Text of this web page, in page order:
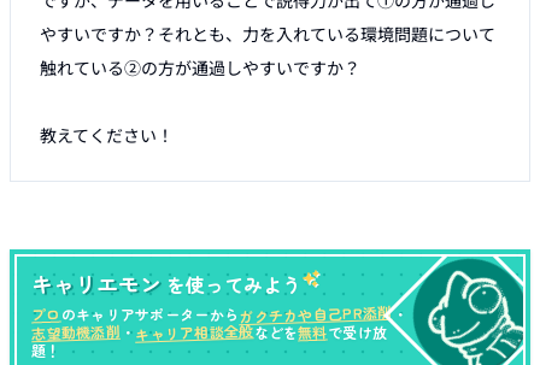
やすいですか？それとも、力を入れている環境問題について
触れている②の方が通過しやすいですか？
教えてください！
キャリエモン を使ってみよう
プロ のキャリアサポーターからガクチカや自己PR添削・
志望動機添削 ・キャリア相談全般などを無料で受け放
題！